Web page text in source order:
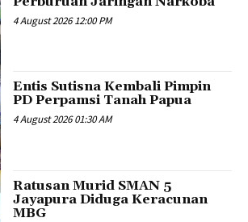
4 August 2026 12:00 PM
Entis Sutisna Kembali Pimpin
PD Perpamsi Tanah Papua
4 August 2026 01:30 AM
Ratusan Murid SMAN 5
Jayapura Diduga Keracunan
MBG